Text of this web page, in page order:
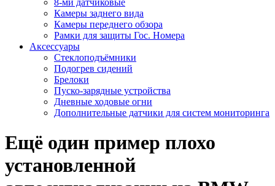
Камеры заднего вида
Камеры переднего обзора
Рамки для защиты Гос. Номера
Аксессуары
Стеклоподъёмники
Подогрев сидений
Брелоки
Пуско-зарядные устройства
Дневные ходовые огни
Дополнительные датчики для систем мониторинга
Ещё один пример плохо
установленной